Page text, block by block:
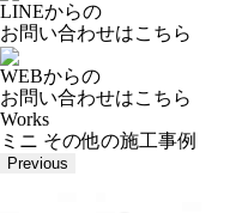
LINEからの
お問い合わせはこちら
WEBからの
お問い合わせはこちら
Works
ミニ その他の施工事例
Previous